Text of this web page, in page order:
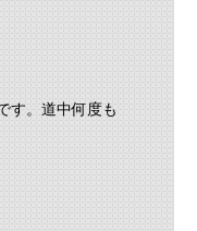
す。道中何度も